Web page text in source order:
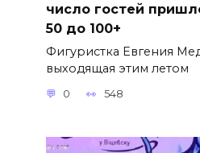
число гостей
50 до 100+
Фигуристка Евгения
выходящая этим летом
0 548